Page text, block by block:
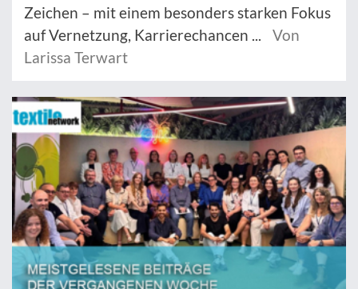
Zeichen – mit einem besonders starken Fokus
auf Vernetzung, Karrierechancen ...
Von
Larissa Terwart